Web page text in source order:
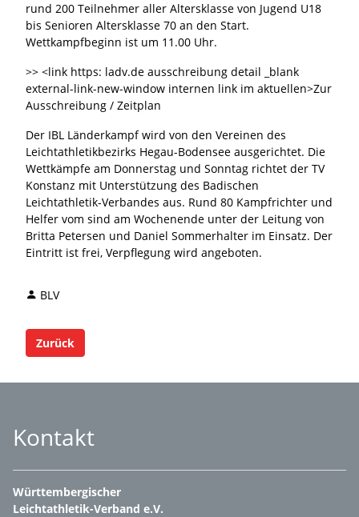
rund 200 Teilnehmer aller Altersklasse von Jugend U18
bis Senioren Altersklasse 70 an den Start.
Wettkampfbeginn ist um 11.00 Uhr.
>> <link https: ladv.de ausschreibung detail _blank
external-link-new-window internen link im aktuellen>Zur
Ausschreibung / Zeitplan
Der IBL Länderkampf wird von den Vereinen des
Leichtathletikbezirks Hegau-Bodensee ausgerichtet. Die
Wettkämpfe am Donnerstag und Sonntag richtet der TV
Konstanz mit Unterstützung des Badischen
Leichtathletik-Verbandes aus. Rund 80 Kampfrichter und
Helfer vom sind am Wochenende unter der Leitung von
Britta Petersen und Daniel Sommerhalter im Einsatz. Der
Eintritt ist frei, Verpflegung wird angeboten.
BLV
Zurück
Kontakt
Württembergischer
Leichtathletik-Verband e.V.